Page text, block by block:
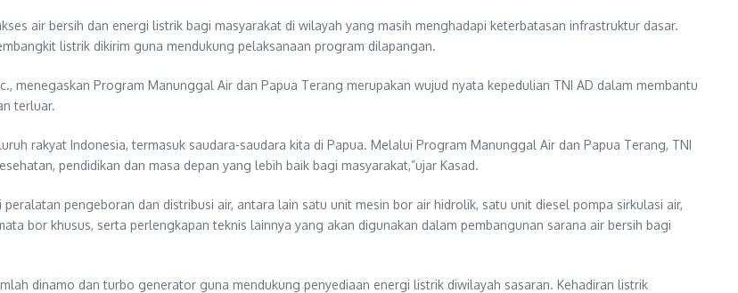
air bersih dan energi listrik bagi masyarakat di wilayah yang masih menghadapi keterbatasan infrastruktur dasar.
listrik dikirim guna mendukung pelaksanaan program dilapangan.
menegaskan Program Manunggal Air dan Papua Terang merupakan wujud nyata kepedulian TNI AD dalam membantu
terluar.
rakyat Indonesia, termasuk saudara-saudara kita di Papua. Melalui Program Manunggal Air dan Papua Terang, TNI
pendidikan dan masa depan yang lebih baik bagi masyarakat,”ujar Kasad.
pengeboran dan distribusi air, antara lain satu unit mesin bor air hidrolik, satu unit diesel pompa sirkulasi air,
bor khusus, serta perlengkapan teknis lainnya yang akan digunakan dalam pembangunan sarana air bersih bagi
dinamo dan turbo generator guna mendukung penyediaan energi listrik diwilayah sasaran. Kehadiran listrik